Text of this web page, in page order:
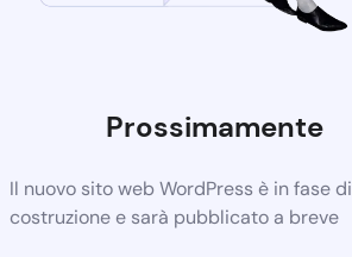
Prossimamente
Il nuovo sito web WordPress è in fase di
costruzione e sarà pubblicato a breve